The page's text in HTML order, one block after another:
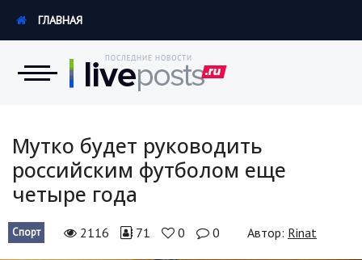
Новости
Экономика
Hi-Tech. Интернет
ГЛАВНАЯ
Мутко будет руководить
российским футболом еще
четыре года
Спорт 2116 71 0 0 Автор: Rinat